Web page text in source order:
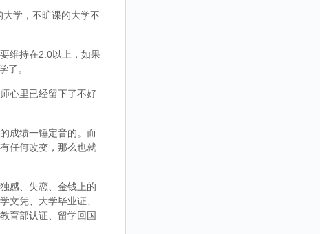
学，不旷课的大学不
维持在2.0以上，如果
了。
心里已经留下了不好
成绩一锤定音的。而
任何改变，那么也就
感、失恋、金钱上的
文凭、大学毕业证、
育部认证、留学回国